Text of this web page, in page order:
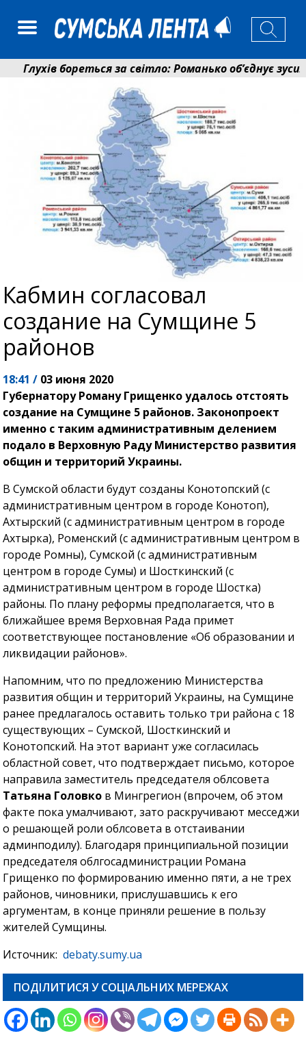
Глухів бореться за світло: Романько об’єднує
Пенсійний фонд Сумщини спрямував 0,2 млрд грн на
Кабмин согласовал
создание на Сумщине 5
районов
18:41 / 03 июня 2020
Губернатору Роману Грищенко удалось отстоять
создание на Сумщине 5 районов. Законопроект
именно с таким административным делением
подало в Верховную Раду Министерство развития
общин и территорий Украины.
В Сумской области будут созданы Конотопский (с
административным центром в городе Конотоп),
Ахтырский (с административным центром в городе
Ахтырка), Роменский (с административным центром в
городе Ромны), Сумской (с административным
центром в городе Сумы) и Шосткинский (с
административным центром в городе Шостка)
районы. По плану реформы предполагается, что в
ближайшее время Верховная Рада примет
соответствующее постановление «Об образовании и
ликвидации районов».
Напомним, что по предложению Министерства
развития общин и территорий Украины, на Сумщине
ранее предлагалось оставить только три района с 18
существующих – Сумской, Шосткинский и
Конотопский. На этот вариант уже согласилась
областной совет, что подтверждает письмо, которое
направила заместитель председателя облсовета
Татьяна Головко в Мингрегион (впрочем, об этом
факте пока умалчивают, зато раскручивают месседжи
о решающей роли облсовета в отстаивании
админподилу). Благодаря принципиальной позиции
председателя облгосадминистрации Романа
Грищенко по формированию именно пяти, а не трех
районов, чиновники, прислушавшись к его
аргументам, в конце приняли решение в пользу
жителей Сумщины.
Источник:debaty.sumy.ua
ПОДІЛИТИСЯ У СОЦІАЛЬНИХ МЕРЕЖАХ